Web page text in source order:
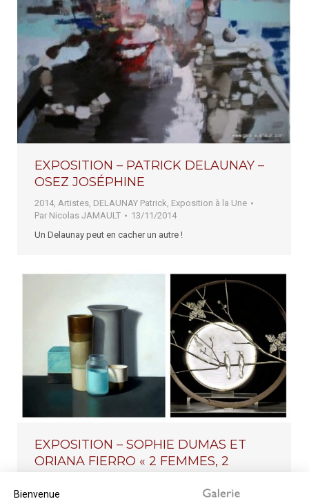
Bienvenue
EXPOSITION – PATRICK DELAUNAY –
OSEZ JOSÉPHINE
2014, Artistes, DELAUNAY Patrick, Exposition à la Une
Par Nicolas JAMAULT
13/11/2014
Un Delaunay peut en cacher un autre !
EXPOSITION – SOPHIE DUMAS ET
ORIANA FIERRO « 2 FEMMES, 2